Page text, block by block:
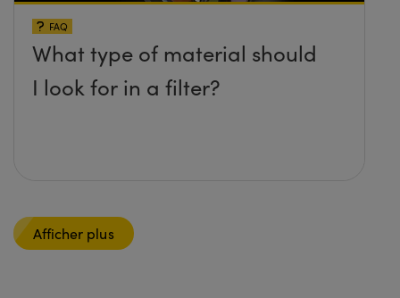
FAQ
What type of material should
I look for in a filter?
Afficher plus